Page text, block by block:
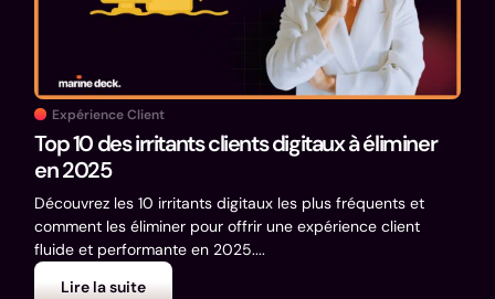
Expérience Client
Top 10 des irritants clients digitaux à éliminer
en 2025
Découvrez les 10 irritants digitaux les plus fréquents et
comment les éliminer pour offrir une expérience client
fluide et performante en 2025....
Lire la suite